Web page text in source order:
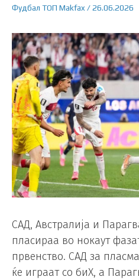
Фудбал ТОП Makfax/26.06.2026
САД, Австралија и
пласираа во нокаут
првенство. САД за
ќе играат со биХ, а